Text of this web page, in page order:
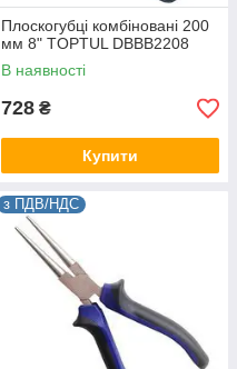
Плоскогубці комбіновані 200
мм 8" TOPTUL DBBB2208
В наявності
728 ₴
Купити
з ПДВ/НДС